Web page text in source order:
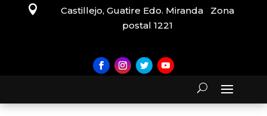

Castillejo, Guatire Edo. Miranda Zona
postal 1221